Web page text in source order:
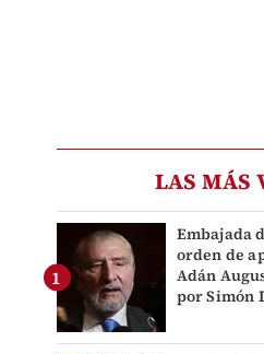
LAS MÁS
Embajada
orden de
Adán
por Simón